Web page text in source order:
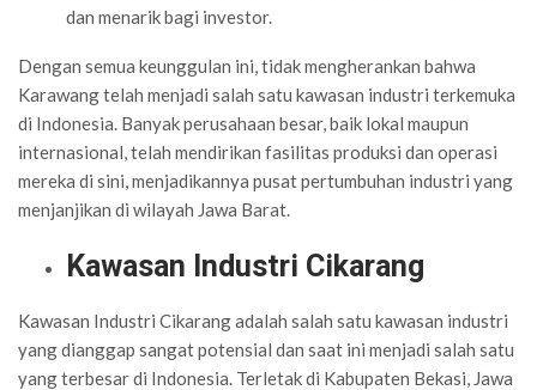
dan menarik bagi investor.
Dengan semua keunggulan ini, tidak mengherankan bahwa
Karawang telah menjadi salah satu kawasan industri terkemuka
di Indonesia. Banyak perusahaan besar, baik lokal maupun
internasional, telah mendirikan fasilitas produksi dan operasi
mereka di sini, menjadikannya pusat pertumbuhan industri yang
menjanjikan di wilayah Jawa Barat.
Kawasan Industri Cikarang
Kawasan Industri Cikarang adalah salah satu kawasan industri
yang dianggap sangat potensial dan saat ini menjadi salah satu
yang terbesar di Indonesia. Terletak di Kabupaten Bekasi, Jawa